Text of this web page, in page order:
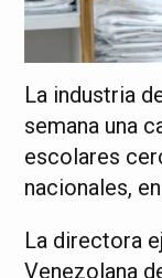
La industria
semana una
escolares
nacionales,
La directora
Venezolana